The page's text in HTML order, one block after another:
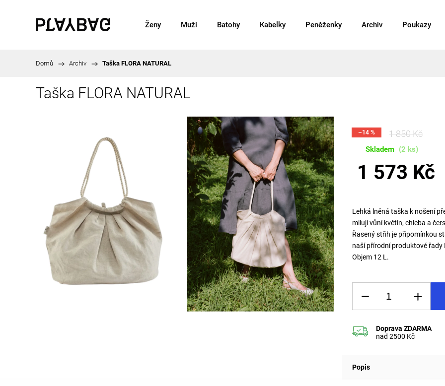
Ženy Muži Batohy Kabelky Peněženky Archiv Poukazy
Domů / Archiv / Taška FLORA NATURAL
Taška FLORA NATURAL
1 850 Kč
–14 %
1 573 Kč
Skladem (2 ks)
Lehká lněná taška k nošení
milují vůní květin, chleba a
Řasený střih je připomínkou
naší přírodní produktové řady
Objem 12 L.
Popis